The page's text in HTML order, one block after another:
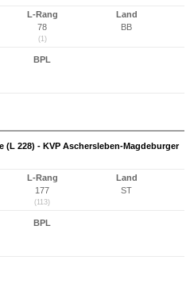
L-Rang
78
(1)
Land
BB
BPL
(L 228) - KVP Aschersleben-Magdeburger
L-Rang
177
(113)
Land
ST
BPL